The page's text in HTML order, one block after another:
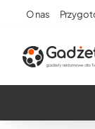
O nas